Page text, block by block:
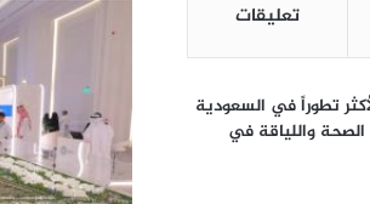
تعليقات
تطوراً في السعودية
واللياقة في